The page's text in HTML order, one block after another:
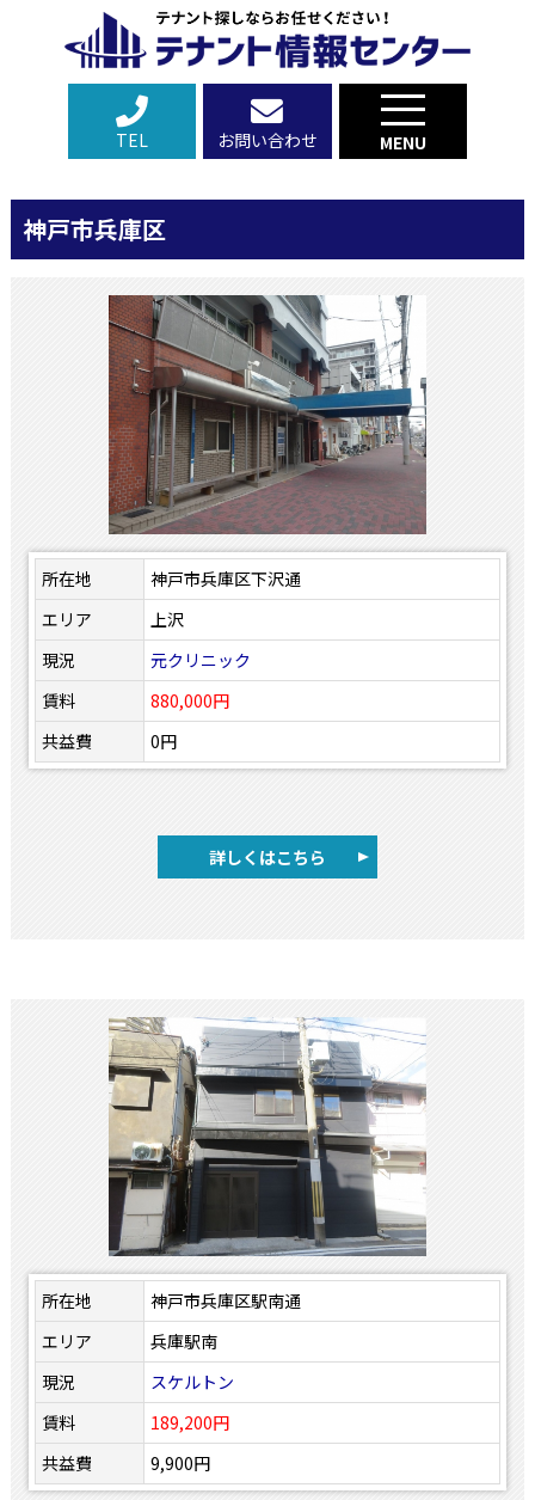
TEL お問い合わせ MENU
神戸市兵庫区
所在地
神戸市兵庫区下沢通
エリア
上沢
現況
元クリニック
賃料
880,000円
共益費
0円
詳しくはこちら
所在地
神戸市兵庫区駅南通
エリア
兵庫駅南
現況
スケルトン
賃料
189,200円
共益費
9,900円